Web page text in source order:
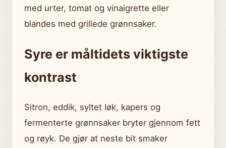
med urter, tomat og vinaigrette eller
blandes med grillede grønnsaker.
Syre er måltidets viktigste
kontrast
Sitron, eddik, syltet løk, kapers og
fermenterte grønnsaker bryter gjennom fett
og røyk. De gjør at neste bit smaker